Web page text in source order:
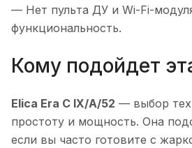
— Нет пульта ДУ и Wi-Fi-
функциональность.
Кому подойдет
Elica Era C IX/A/52 — выбор
простоту и мощность. Она
если вы часто готовите с